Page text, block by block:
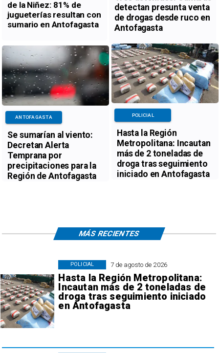
de la Niñez: 81% de
jugueterías resultan con
sumario en Antofagasta
detectan presunta venta
de drogas desde ruco en
Antofagasta
Se sumarían al viento:
Decretan Alerta
Temprana por
precipitaciones para la
Región de Antofagasta
ANTOFAGASTA
Hasta la Región
Metropolitana: Incautan
más de 2 toneladas de
droga tras seguimiento
iniciado en Antofagasta
POLICIAL
7 de agosto de 2026
Hasta la Región Metropolitana:
Incautan más de 2 toneladas de
droga tras seguimiento iniciado
en Antofagasta
POLICIAL
MÁS RECIENTES